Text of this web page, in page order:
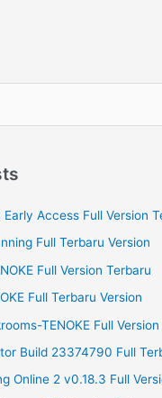
Early Access Full Version
Full Terbaru Version
Full Version Terbaru
Full Terbaru Version
TENOKE Full
Build 23374790 Full
Online 2 v0.18.3 Full